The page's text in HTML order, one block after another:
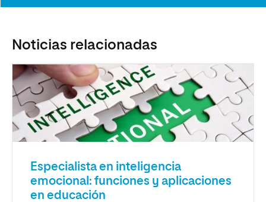
Noticias relacionadas
Especialista en inteligencia
emocional: funciones y aplicaciones
en educación